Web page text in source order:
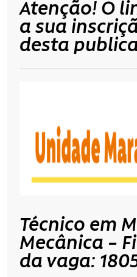
Atenção! O
a sua
desta
Técnico em
Mecânica –
da vaga: